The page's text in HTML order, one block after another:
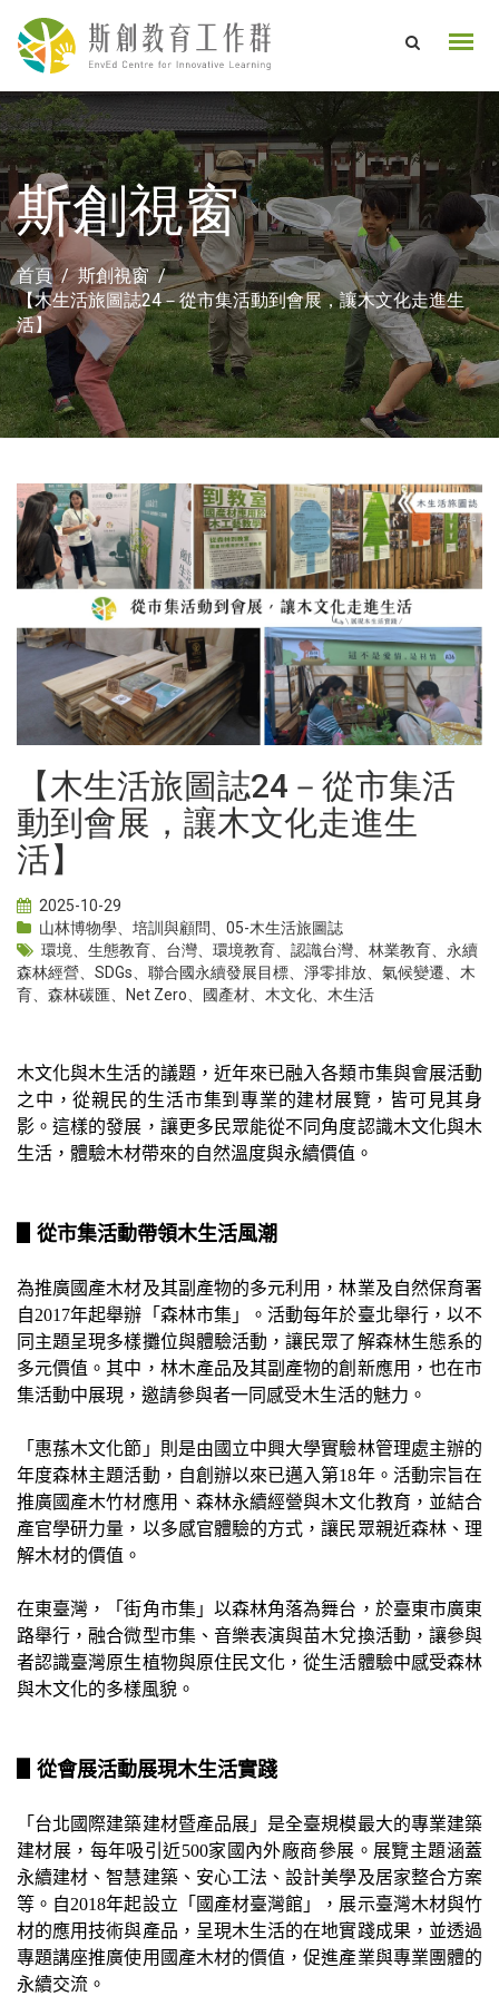
斯創視窗
首頁
斯創視窗
【木生活旅圖誌24－從市集活動到會展，讓木文化走進生
活】
【木生活旅圖誌24－從市集活
動到會展，讓木文化走進生
活】
2025-10-29
山林博物學
培訓與顧問
05-木生活旅圖誌
環境
生態教育 台灣 環境教育 認識台灣 林業教育
永續
森林經營
SDGs 聯合國永續發展目標 淨零排放 氣候變遷
木
育
森林碳匯 Net Zero 國產材 木文化 木生活
木文化與木生活的議題，近年來已融入各類市集與會展活動
之中，從親民的生活市集到專業的建材展覽，皆可見其身
影。這樣的發展，讓更多民眾能從不同角度認識木文化與木
生活，體驗木材帶來的自然溫度與永續價值。
▋從市集活動帶領木生活風潮
為推廣國產木材及其副產物的多元利用，林業及自然保育署
自2017年起舉辦「森林市集」。活動每年於臺北舉行，以不
同主題呈現多樣攤位與體驗活動，讓民眾了解森林生態系的
多元價值。其中，林木產品及其副產物的創新應用，也在市
集活動中展現，邀請參與者一同感受木生活的魅力。
「惠蓀木文化節」則是由國立中興大學實驗林管理處主辦的
年度森林主題活動，自創辦以來已邁入第18年。活動宗旨在
推廣國產木竹材應用、森林永續經營與木文化教育，並結合
產官學研力量，以多感官體驗的方式，讓民眾親近森林、理
解木材的價值。
在東臺灣，「街角市集」以森林角落為舞台，於臺東市廣東
路舉行，融合微型市集、音樂表演與苗木兌換活動，讓參與
者認識臺灣原生植物與原住民文化，從生活體驗中感受森林
與木文化的多樣風貌。
▋從會展活動展現木生活實踐
「台北國際建築建材暨產品展」是全臺規模最大的專業建築
建材展，每年吸引近500家國內外廠商參展。展覽主題涵蓋
永續建材、智慧建築、安心工法、設計美學及居家整合方案
等。自2018年起設立「國產材臺灣館」，展示臺灣木材與竹
材的應用技術與產品，呈現木生活的在地實踐成果，並透過
專題講座推廣使用國產木材的價值，促進產業與專業團體的
永續交流。